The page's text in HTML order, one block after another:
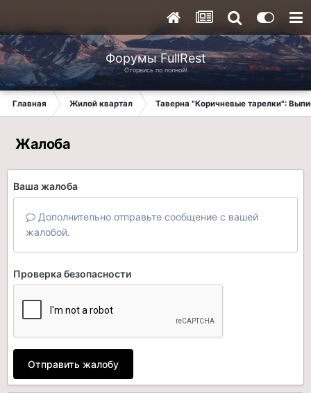
Форумы FullRest
Оторвись по полной!
Главная Жилой квартал Таверна "Коричневые тарелки":
Жалоба
Ваша жалоба
Дополнительно отправьте сообщение с вашей
жалобой.
Проверка безопасности
Отправить жалобу